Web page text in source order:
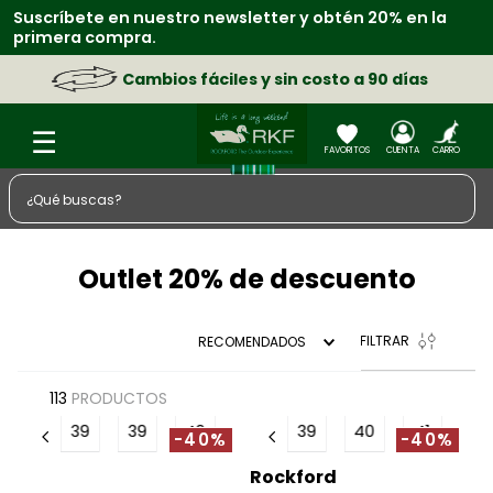
Suscríbete en nuestro newsletter y obtén 20% en la
primera compra.
Cambios fáciles y sin costo a 90 días
¿Qué buscas?
Outlet 20% de descuento
RECOMENDADOS FILTRAR
113 PRODUCTOS
-40%
39 39 40 -40%
39 40 41
Rockford
zapatos
4.
camisa
5
medias